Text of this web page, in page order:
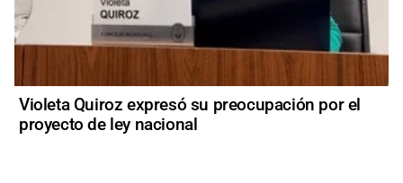
Violeta Quiroz expresó su preocupación por el
proyecto de ley nacional